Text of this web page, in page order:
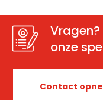
onze
Contact